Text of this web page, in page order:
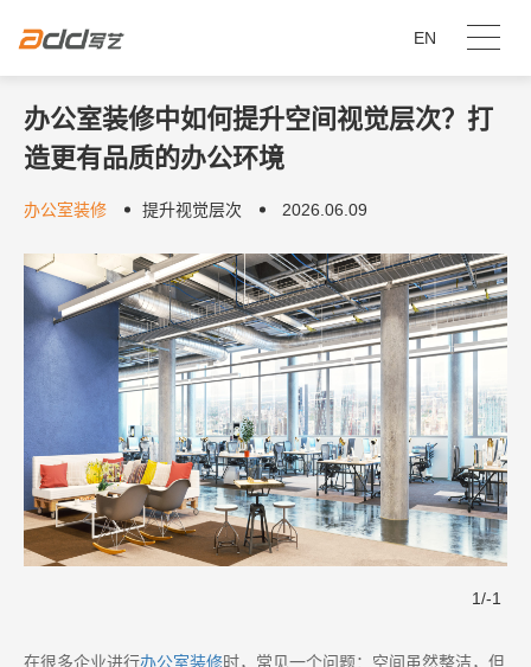
EN
办公室装修中如何提升空间视觉层次？打
造更有品质的办公环境
办公室装修 提升视觉层次 2026.06.09
1/-1
在很多企业进行办公室装修时，常见一个问题：空间虽然整洁，但